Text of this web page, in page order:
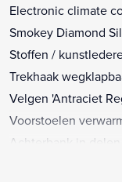
Electronic climate
Smokey Diamond
Stoffen /
Trekhaak
Velgen 'Antraciet
Voorstoelen
Achterbank in delen